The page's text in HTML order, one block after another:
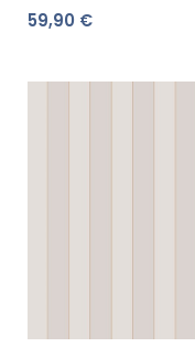
Casadeco Les Rayures
59,90 €